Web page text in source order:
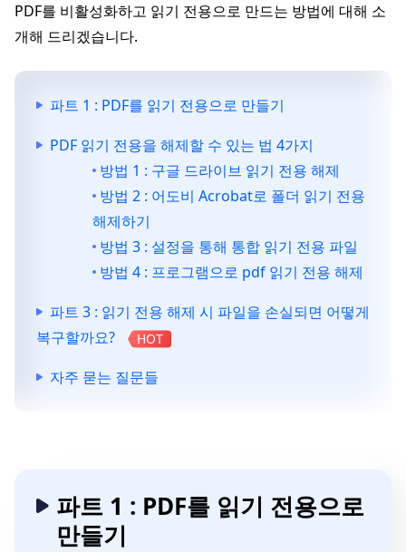
PDF를 비활성화하고 읽기 전용으로 만드는 방법에 대해 소
개해 드리겠습니다.
파트 1 : PDF를 읽기 전용으로 만들기
PDF 읽기 전용을 해제할 수 있는 법 4가지
방법 1 : 구글 드라이브 읽기 전용 해제
방법 2 : 어도비 Acrobat로 폴더 읽기 전용
해제하기
방법 3 : 설정을 통해 통합 읽기 전용 파일
방법 4 : 프로그램으로 pdf 읽기 전용 해제
파트 3 : 읽기 전용 해제 시 파일을 손실되면 어떻게
복구할까요?
HOT
자주 묻는 질문들
파트 1 : PDF를 읽기 전용으로
만들기